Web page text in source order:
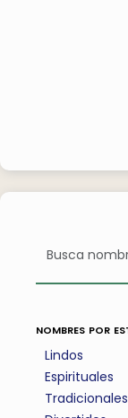
nombres por
Lindos
Espirituales
Tradicionales